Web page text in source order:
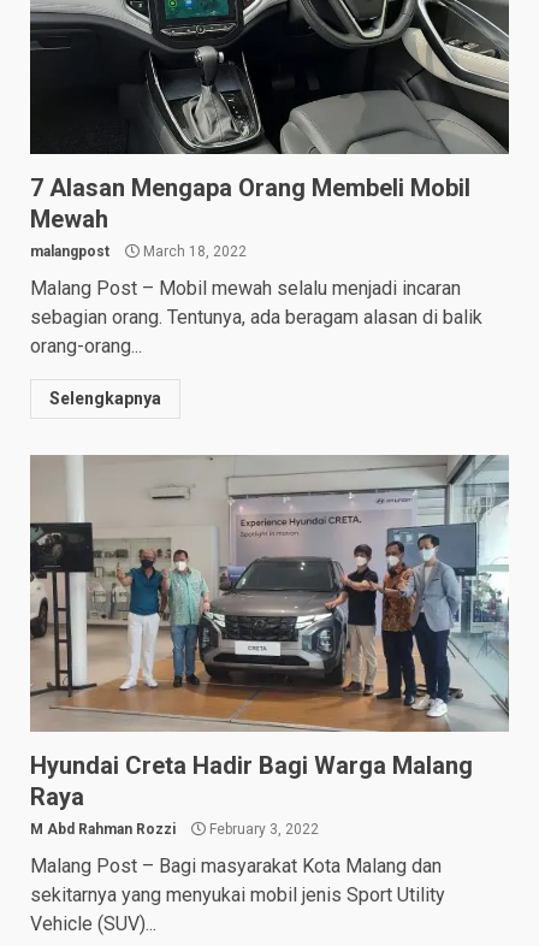
7 Alasan Mengapa Orang Membeli Mobil
Mewah
malangpost March 18, 2022
Malang Post – Mobil mewah selalu menjadi incaran
sebagian orang. Tentunya, ada beragam alasan di balik
orang-orang...
Selengkapnya
Hyundai Creta Hadir Bagi Warga Malang
Raya
M Abd Rahman Rozzi February 3, 2022
Malang Post – Bagi masyarakat Kota Malang dan
sekitarnya yang menyukai mobil jenis Sport Utility
Vehicle (SUV)...